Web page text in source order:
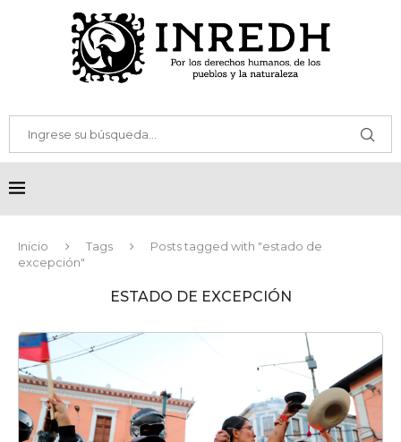
Inicio Tags
Posts tagged with "estado de
excepción"
ESTADO DE EXCEPCIÓN